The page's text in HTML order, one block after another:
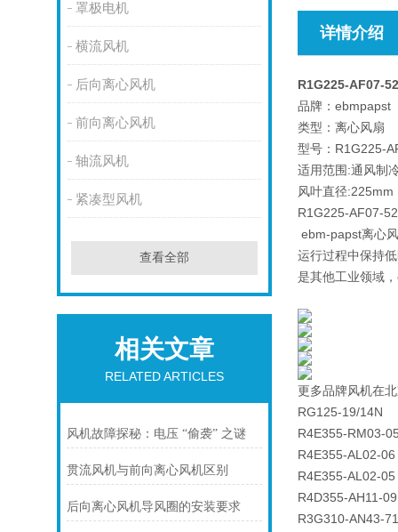
罩极电机
横流风机
后向离心风机
前向离心风机
轴流风机
紧凑型风机
查看全部
相关文章
RELATED ARTICLES
风机故障探秘：电压 “偷袭” 之谜
贯流风机与前向离心风机区别
后向离心风机导风圈的安装要求
详情介绍
R1G225-AF07-
品牌：ebmpapst
类型：离心风扇
型号：R1G225-
适用范围:通风制
风叶直径:225mm
R1G225-AF07-
ebm-papst离心
运行过程中保持
是其他工业领域
更多品牌风机在
RG125-19/14N
R4E355-RM03-
R4E355-AL02-06
R4E355-AL02-05
R4D355-AH11-09
R3G310-AN43-71